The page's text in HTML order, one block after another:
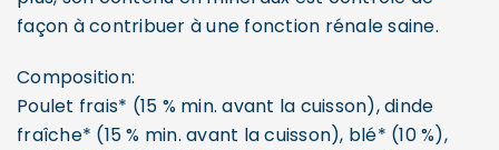
façon à contribuer à une fonction rénale saine.
Composition:
Poulet frais* (15 % min. avant la cuisson), dinde
fraîche* (15 % min. avant la cuisson), blé* (10 %),